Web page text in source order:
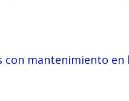
mantenimiento en